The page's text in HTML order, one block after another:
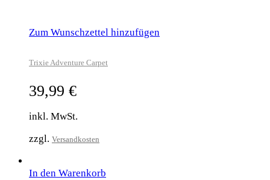
Zum Wunschzettel hinzufügen
Trixie Adventure Carpet
39,99 €
inkl. MwSt.
zzgl. Versandkosten
In den Warenkorb